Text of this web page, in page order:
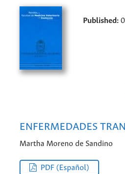
Published:
ENFERMEDADES
Martha Moreno de Sandino
PDF (Español)